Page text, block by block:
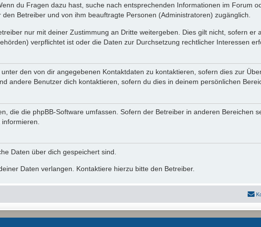
du Fragen dazu hast, suche nach entsprechenden Informationen im Forum
Betreiber und von ihm beauftragte Personen (Administratoren) zugänglich.
nur mit deiner Zustimmung an Dritte weitergeben. Dies gilt nicht, sofern er
verpflichtet ist oder die Daten zur Durchsetzung rechtlicher Interessen
den von dir angegebenen Kontaktdaten zu kontaktieren, sofern dies zur
andere Benutzer dich kontaktieren, sofern du dies in deinem persönlichen
die die phpBB-Software umfassen. Sofern der Betreiber in anderen Bereichen
Daten über dich gespeichert sind.
Daten verlangen. Kontaktiere hierzu bitte den Betreiber.